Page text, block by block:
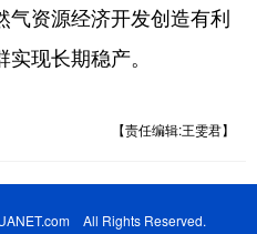
气资源经济开发创造有利
现长期稳产。
【责任编辑:王雯君】
All Rights Reserved.